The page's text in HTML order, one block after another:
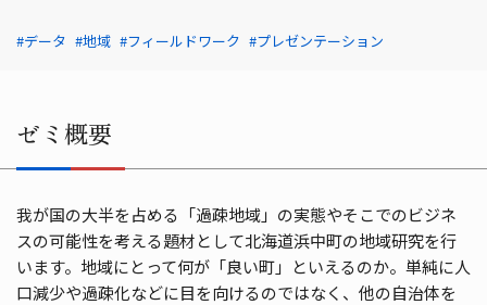
#データ #地域 #フィールドワーク #プレゼンテーション
ゼミ概要
我が国の大半を占める「過疎地域」の実態やそこでのビジネ
スの可能性を考える題材として北海道浜中町の地域研究を行
います。地域にとって何が「良い町」といえるのか。単純に人
口減少や過疎化などに目を向けるのではなく、他の自治体を